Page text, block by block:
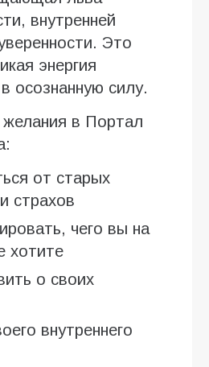
внутренней
Это
энергия
осознанную силу.
желания в Портал
от старых
страхов
чего вы на
хотите
о своих
внутреннего